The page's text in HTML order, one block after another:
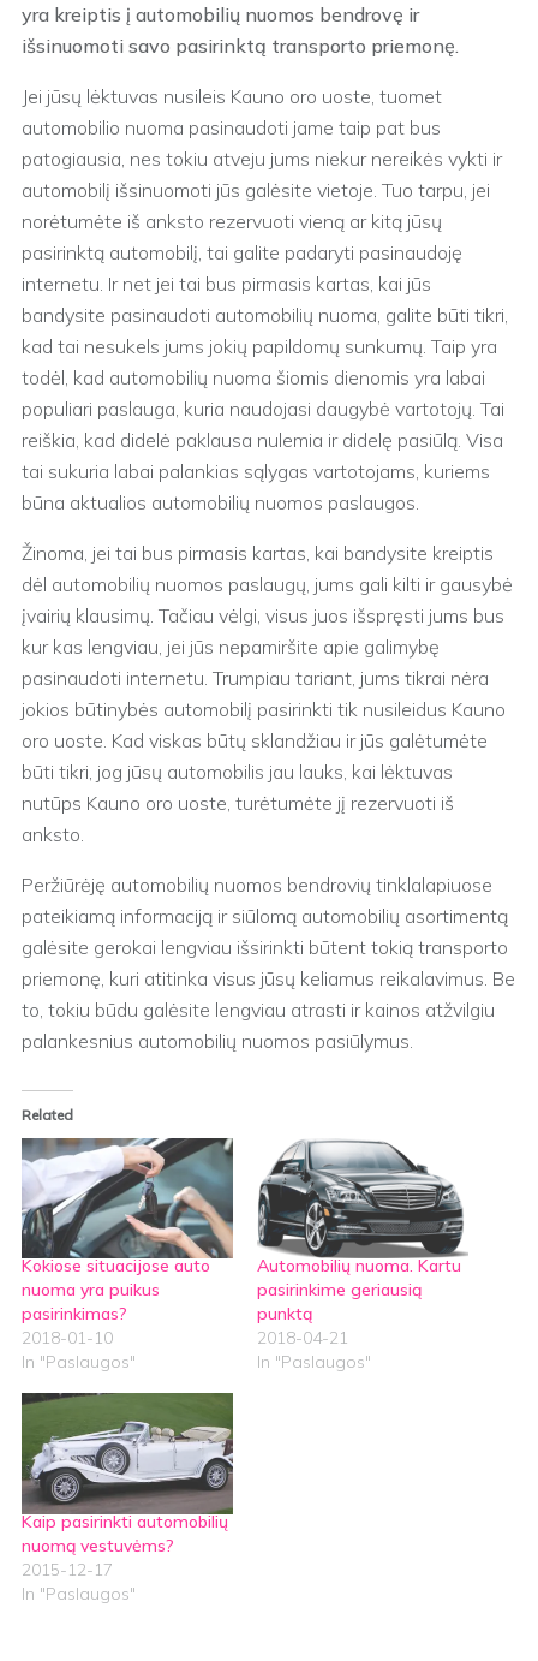
yra kreiptis į automobilių nuomos bendrovę ir
išsinuomoti savo pasirinktą transporto priemonę.
Jei jūsų lėktuvas nusileis Kauno oro uoste, tuomet
automobilio nuoma pasinaudoti jame taip pat bus
patogiausia, nes tokiu atveju jums niekur nereikės vykti ir
automobilį išsinuomoti jūs galėsite vietoje. Tuo tarpu, jei
norėtumėte iš anksto rezervuoti vieną ar kitą jūsų
pasirinktą automobilį, tai galite padaryti pasinaudoję
internetu. Ir net jei tai bus pirmasis kartas, kai jūs
bandysite pasinaudoti automobilių nuoma, galite būti tikri,
kad tai nesukels jums jokių papildomų sunkumų. Taip yra
todėl, kad automobilių nuoma šiomis dienomis yra labai
populiari paslauga, kuria naudojasi daugybė vartotojų. Tai
reiškia, kad didelė paklausa nulemia ir didelę pasiūlą. Visa
tai sukuria labai palankias sąlygas vartotojams, kuriems
būna aktualios automobilių nuomos paslaugos.
Žinoma, jei tai bus pirmasis kartas, kai bandysite kreiptis
dėl automobilių nuomos paslaugų, jums gali kilti ir gausybė
įvairių klausimų. Tačiau vėlgi, visus juos išspręsti jums bus
kur kas lengviau, jei jūs nepamiršite apie galimybę
pasinaudoti internetu. Trumpiau tariant, jums tikrai nėra
jokios būtinybės automobilį pasirinkti tik nusileidus Kauno
oro uoste. Kad viskas būtų sklandžiau ir jūs galėtumėte
būti tikri, jog jūsų automobilis jau lauks, kai lėktuvas
nutūps Kauno oro uoste, turėtumėte jį rezervuoti iš
anksto.
Peržiūrėję automobilių nuomos bendrovių tinklalapiuose
pateikiamą informaciją ir siūlomą automobilių asortimentą
galėsite gerokai lengviau išsirinkti būtent tokią transporto
priemonę, kuri atitinka visus jūsų keliamus reikalavimus. Be
to, tokiu būdu galėsite lengviau atrasti ir kainos atžvilgiu
palankesnius automobilių nuomos pasiūlymus.
Related
Kokiose situacijose auto
nuoma yra puikus
pasirinkimas?
2018-01-10
In "Paslaugos"
Automobilių nuoma. Kartu
pasirinkime geriausią
punktą
2018-04-21
In "Paslaugos"
Kaip pasirinkti automobilių
nuomą vestuvėms?
2015-12-17
In "Paslaugos"